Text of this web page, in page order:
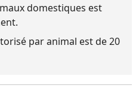
domestiques est
par animal est de 20